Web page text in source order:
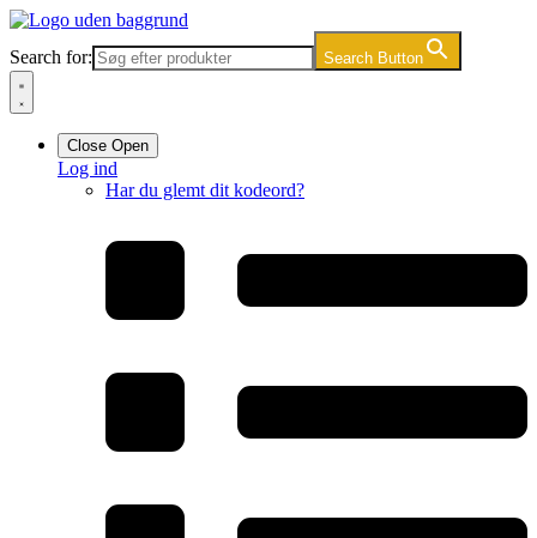
Videre
indhold
Search for: Search Button
Close Open
Log ind
Har du glemt dit kodeord?